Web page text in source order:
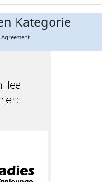
Kategorie
Agreement